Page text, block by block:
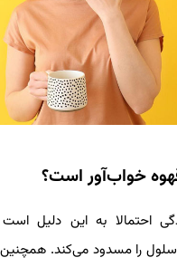
احتمالا به این دلیل است
سلول‌ را مسدود ‌می‌کند.
نامناسب یا تحمل کافئین